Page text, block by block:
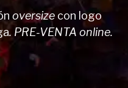
oversize con logo
. PRE-VENTA online.